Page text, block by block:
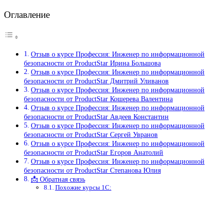
Оглавление
Отзыв о курсе Профессия: Инженер по информационной
безопасности от ProductStar Ирина Большова
Отзыв о курсе Профессия: Инженер по информационной
безопасности от ProductStar Дмитрий Уливанов
Отзыв о курсе Профессия: Инженер по информационной
безопасности от ProductStar Кошерева Валентина
Отзыв о курсе Профессия: Инженер по информационной
безопасности от ProductStar Авдеев Константин
Отзыв о курсе Профессия: Инженер по информационной
безопасности от ProductStar Сергей Увранов
Отзыв о курсе Профессия: Инженер по информационной
безопасности от ProductStar Егоров Анатолий
Отзыв о курсе Профессия: Инженер по информационной
безопасности от ProductStar Степанова Юлия
📩 Обратная связь
Похожие курсы 1С: